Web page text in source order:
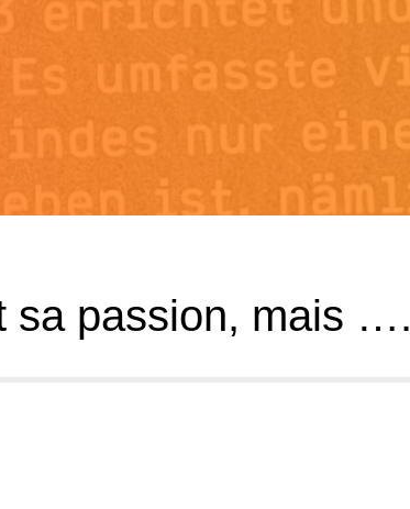
sa passion, mais ….